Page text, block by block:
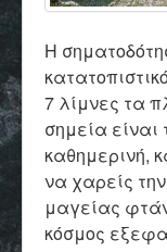
Η
7 λίμνες τα
σημεία είναι
καθημερινή,
να χαρείς
μαγείας
κόσμος